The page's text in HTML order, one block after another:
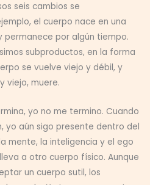
seis cambios se
el cuerpo nace en una
por algún tiempo.
subproductos, en la forma
se vuelve viejo y débil, y
viejo, muere.
yo no me termino. Cuando
yo aún sigo presente dentro del
mente, la inteligencia y el ego
a otro cuerpo físico. Aunque
un cuerpo sutil, los